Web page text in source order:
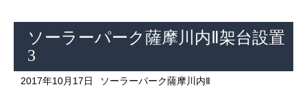
ソーラーパーク薩摩川内Ⅱ架台設置
3
2017年10月17日 ソーラーパーク薩摩川内Ⅱ